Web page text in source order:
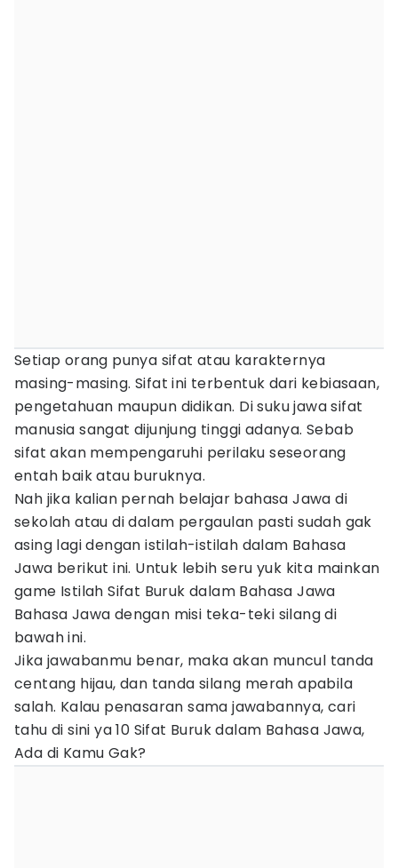
Setiap orang punya sifat atau karakternya
masing-masing. Sifat ini terbentuk dari kebiasaan,
pengetahuan maupun didikan. Di suku jawa sifat
manusia sangat dijunjung tinggi adanya. Sebab
sifat akan mempengaruhi perilaku seseorang
entah baik atau buruknya.
Nah jika kalian pernah belajar bahasa Jawa di
sekolah atau di dalam pergaulan pasti sudah gak
asing lagi dengan istilah-istilah dalam Bahasa
Jawa berikut ini. Untuk lebih seru yuk kita mainkan
game Istilah Sifat Buruk dalam Bahasa Jawa
Bahasa Jawa dengan misi teka-teki silang di
bawah ini.
Jika jawabanmu benar, maka akan muncul tanda
centang hijau, dan tanda silang merah apabila
salah. Kalau penasaran sama jawabannya, cari
tahu di sini ya 10 Sifat Buruk dalam Bahasa Jawa,
Ada di Kamu Gak?